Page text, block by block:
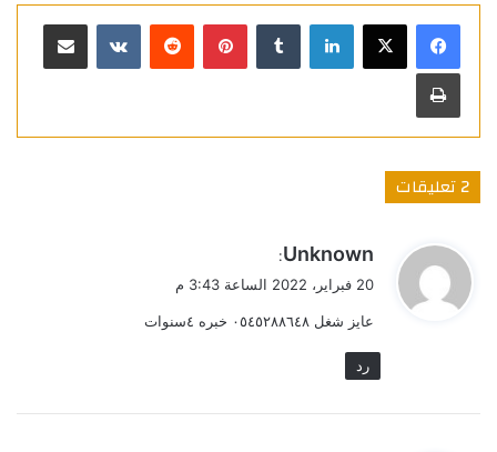
لينكدإن بينتيريست مشاركة عبر البريد
طباعة
‫2 تعليقات
ي
ل
Unknown
:
20 فبراير، 2022 الساعة 3:43 م
عايز شغل ٠٥٤٥٢٨٨٦٤٨ خبره ٤سنوات
رد